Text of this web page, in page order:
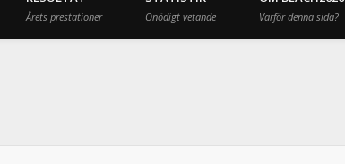
Årets prestationer Onödigt vetande Varför denna sida?